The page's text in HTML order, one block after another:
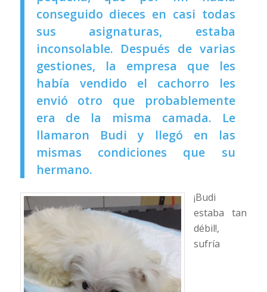
conseguido dieces en casi todas
sus asignaturas, estaba
inconsolable. Después de varias
gestiones, la empresa que les
había vendido el cachorro les
envió otro que probablemente
era de la misma camada. Le
llamaron Budi y llegó en las
mismas condiciones que su
hermano.
¡Budi
estaba tan
débil!,
sufría